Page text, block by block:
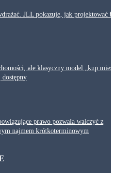
JLL pokazuje, jak projektować
ale klasyczny model „kup
prawo pozwala walczyć z
najmem krótkoterminowym